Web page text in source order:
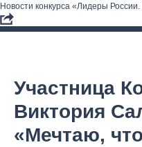
Новости конкурса «Лидеры
Участница
Виктория
«Мечтаю,